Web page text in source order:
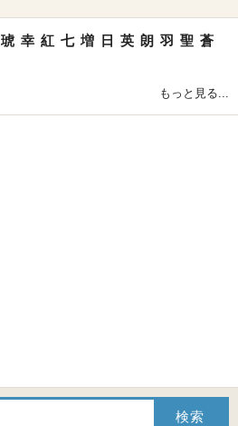
琥 幸 紅 七 増 日 英 朗 羽 聖 蒼
もっと見る...